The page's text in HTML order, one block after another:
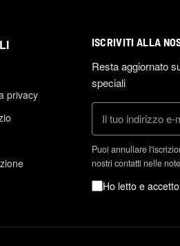
privacy
ISCRIVITI ALLA
Resta aggiornato
speciali
Puoi annullare
nostri contatti nelle
Ho letto e